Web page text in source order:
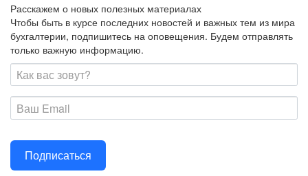
Расскажем о новых полезных материалах
Чтобы быть в курсе последних новостей и важных тем из мира
бухгалтерии, подпишитесь на оповещения. Будем отправлять
только важную информацию.